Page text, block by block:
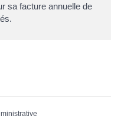
sa facture annuelle de